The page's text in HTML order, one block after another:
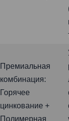
Премиальная
комбинация:
Горячее
цинкование +
Полимерная